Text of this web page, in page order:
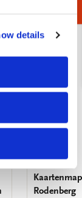
details
Rodenberg